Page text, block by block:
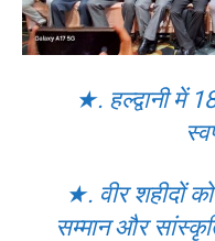
★. हल्द्वानी में
★. वीर शहीदों को
सम्मान और